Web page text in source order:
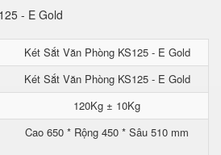
Két Sắt Văn Phòng KS125 - E Gold
Két Sắt Văn Phòng KS125 - E Gold
120Kg ± 10Kg
Cao 650 * Rộng 450 * Sâu 510 mm